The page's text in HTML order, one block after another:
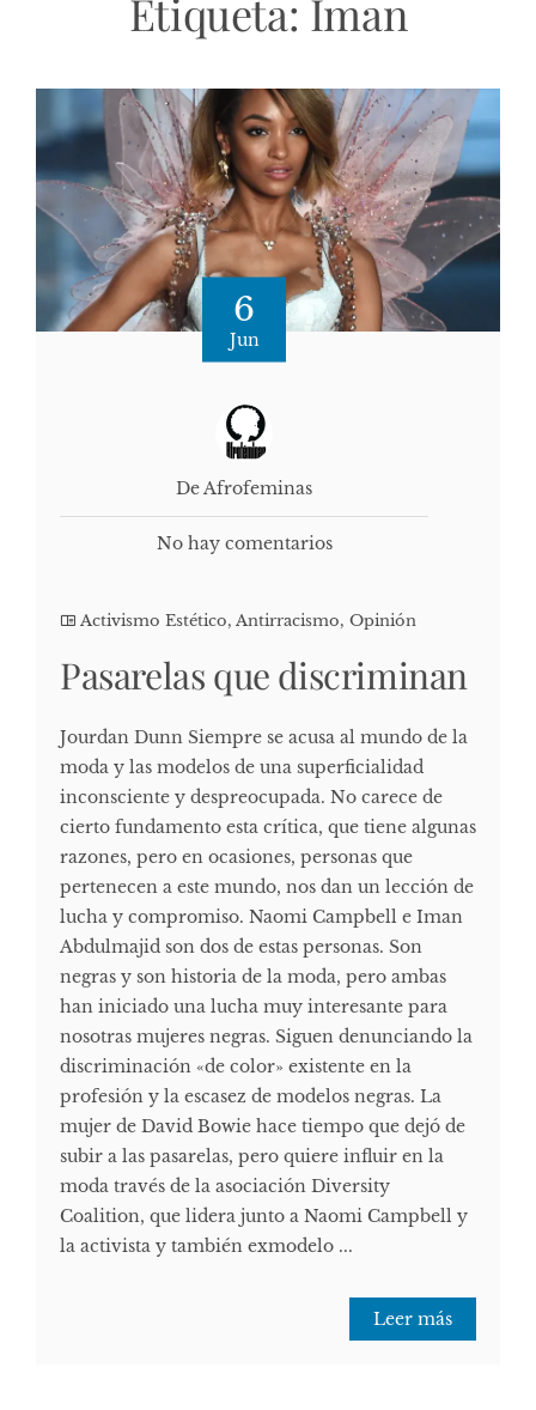
Etiqueta: Iman
6
Jun
De Afrofeminas
No hay comentarios
Activismo Estético, Antirracismo, Opinión
Pasarelas que discriminan
Jourdan Dunn Siempre se acusa al mundo de la
moda y las modelos de una superficialidad
inconsciente y despreocupada. No carece de
cierto fundamento esta crítica, que tiene algunas
razones, pero en ocasiones, personas que
pertenecen a este mundo, nos dan un lección de
lucha y compromiso. Naomi Campbell e Iman
Abdulmajid son dos de estas personas. Son
negras y son historia de la moda, pero ambas
han iniciado una lucha muy interesante para
nosotras mujeres negras. Siguen denunciando la
discriminación «de color» existente en la
profesión y la escasez de modelos negras. La
mujer de David Bowie hace tiempo que dejó de
subir a las pasarelas, pero quiere influir en la
moda través de la asociación Diversity
Coalition, que lidera junto a Naomi Campbell y
la activista y también exmodelo ...
Leer más